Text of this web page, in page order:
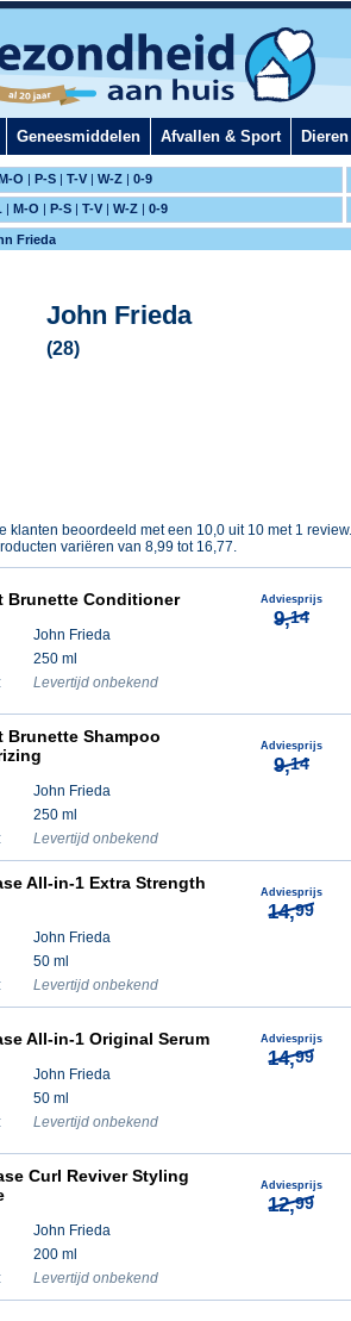
Geneesmiddelen Afvallen & Sport Dieren
O | P-S | T-V | W-Z | 0-9
| M-O | P-S | T-V | W-Z | 0-9
Frieda
John Frieda
(28)
klanten beoordeeld met een 10,0uit 10 met 1 review.
variëren van 8,99tot 16,77
Brunette Conditioner
John Frieda
250 ml
Levertijd onbekend
Adviesprijs
9,14
Brunette Shampoo
John Frieda
250 ml
Levertijd onbekend
Adviesprijs
9,14
All-in-1 Extra Strength
John Frieda
50 ml
Levertijd onbekend
Adviesprijs
14,99
All-in-1 Original Serum
John Frieda
50 ml
Levertijd onbekend
Adviesprijs
14,99
Curl Reviver Styling
John Frieda
200 ml
Levertijd onbekend
Adviesprijs
12,99